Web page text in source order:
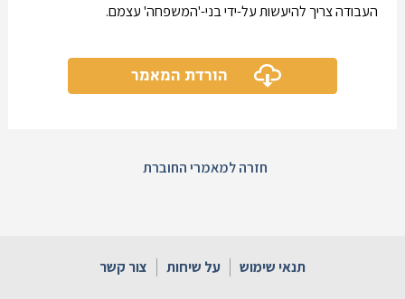
העבודה צריך להיעשות על-ידי בני-'המשפחה' עצמם.
הורדת המאמר
חזרה למאמרי החוברת
תנאי שימוש על שיחות צור קשר